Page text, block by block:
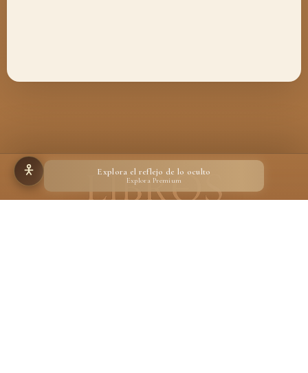
Explora el reflejo de lo oculto
Explora Premium